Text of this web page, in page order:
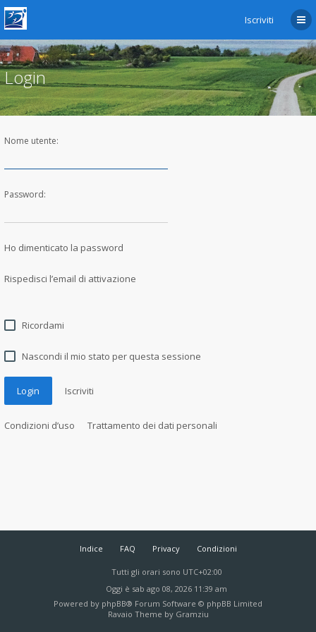
Iscriviti
Login
Nome utente:
Password:
Ho dimenticato la password
Rispedisci l’email di attivazione
Ricordami
Nascondi il mio stato per questa sessione
Login Iscriviti
Condizioni d’uso Trattamento dei dati personali
Indice FAQ Privacy Condizioni
Tutti gli orari sono UTC+02:00
Oggi è sab ago 08, 2026 11:39 am
Powered by phpBB® Forum Software © phpBB Limited
Ravaio Theme by Gramziu